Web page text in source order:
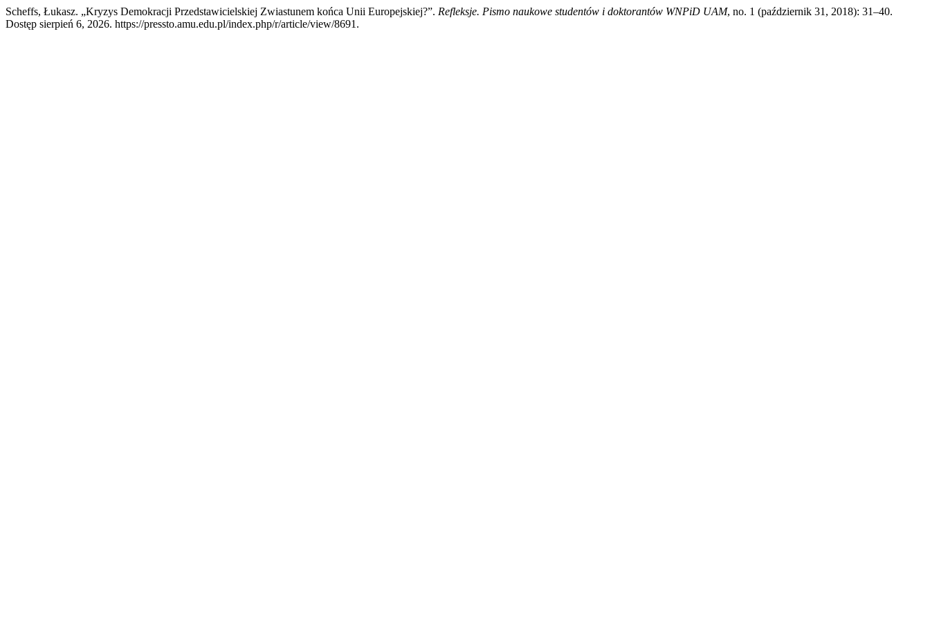
Scheffs, Łukasz. „Kryzys Demokracji Przedstawicielskiej Zwiastunem końca Unii Europejskiej?”. Refleksje. Pismo naukowe studentów i doktorantów WNPiD UAM, no. 1 (październik 31, 2018): 31–40.
Dostęp sierpień 6, 2026. https://pressto.amu.edu.pl/index.php/r/article/view/8691.